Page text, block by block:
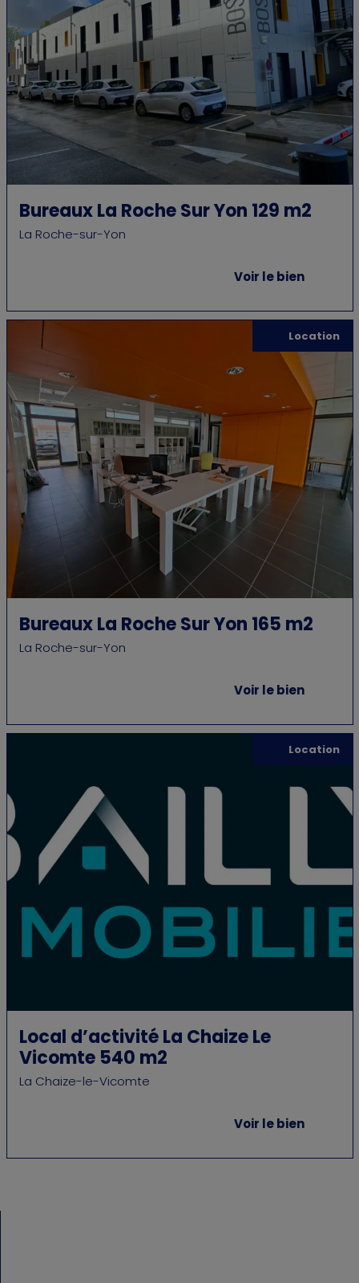
Bureaux La Roche Sur Yon 129 m2
La Roche-sur-Yon
Voir le bien
Location
Bureaux La Roche Sur Yon 165 m2
La Roche-sur-Yon
Voir le bien
Location
Local d’activité La Chaize Le
Vicomte 540 m2
La Chaize-le-Vicomte
Voir le bien